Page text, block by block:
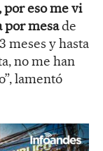
por eso me vi
por mesade
meses y hasta
no me han
lamentó